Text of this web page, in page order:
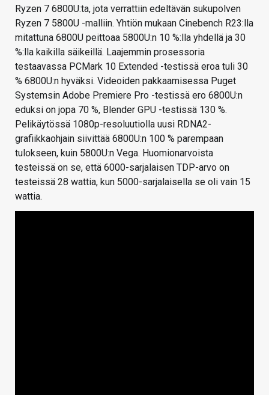
Ryzen 7 6800U:ta, jota verrattiin edeltävän sukupolven
Ryzen 7 5800U -malliin. Yhtiön mukaan Cinebench R23:lla
mitattuna 6800U peittoaa 5800U:n 10 %:lla yhdellä ja 30
%:lla kaikilla säikeillä. Laajemmin prosessoria
testaavassa PCMark 10 Extended -testissä eroa tuli 30
% 6800U:n hyväksi. Videoiden pakkaamisessa Puget
Systemsin Adobe Premiere Pro -testissä ero 6800U:n
eduksi on jopa 70 %, Blender GPU -testissä 130 %.
Pelikäytössä 1080p-resoluutiolla uusi RDNA2-
grafiikkaohjain siivittää 6800U:n 100 % parempaan
tulokseen, kuin 5800U:n Vega. Huomionarvoista
testeissä on se, että 6000-sarjalaisen TDP-arvo on
testeissä 28 wattia, kun 5000-sarjalaisella se oli vain 15
wattia.